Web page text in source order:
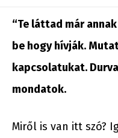
“Te láttad már
be hogy hívják.
kapcsolatukat.
mondatok.
Miről is van itt szó?